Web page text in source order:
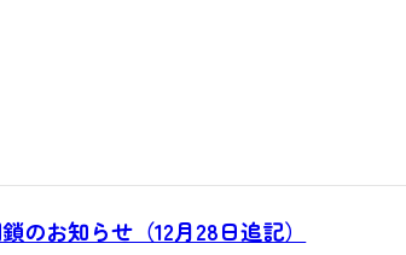
のお知らせ（12月28日追記）